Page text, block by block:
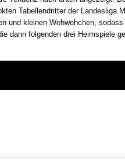
Tabellendritter der Landesliga
und kleinen Wehwehchen,
dann folgenden drei Heimspiele